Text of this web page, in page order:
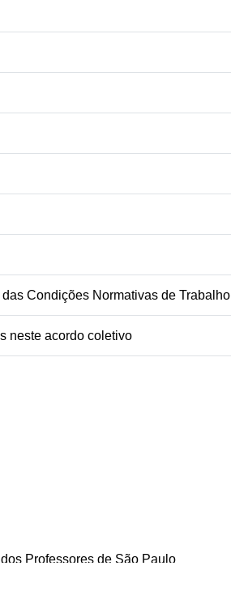
Condições Normativas de Trabalho
neste acordo coletivo
Professores de São Paulo